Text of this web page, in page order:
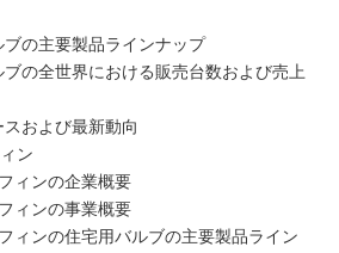
の主要製品ラインナップ
の全世界における販売台数および売上
および最新動向
ン
ィンの企業概要
ィンの事業概要
ィンの住宅用バルブの主要製品ライン